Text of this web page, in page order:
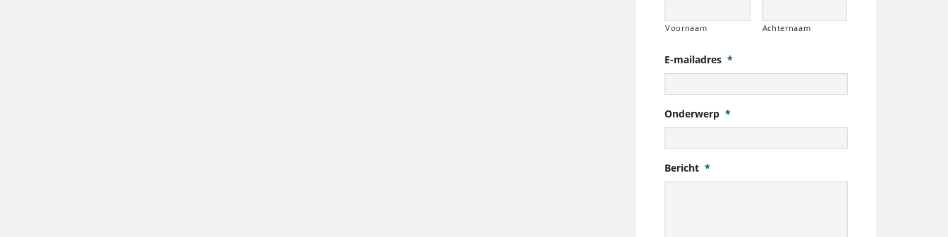
Voornaam Achternaam
E-mailadres *
Onderwerp *
Bericht *